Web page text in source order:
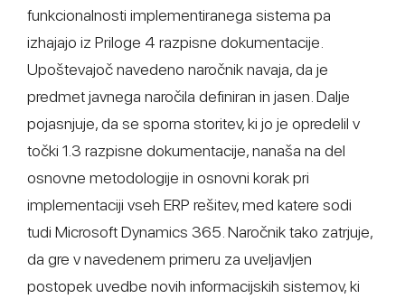
funkcionalnosti implementiranega sistema pa
izhajajo iz Priloge 4 razpisne dokumentacije.
Upoštevajoč navedeno naročnik navaja, da je
predmet javnega naročila definiran in jasen. Dalje
pojasnjuje, da se sporna storitev, ki jo je opredelil v
točki 1.3 razpisne dokumentacije, nanaša na del
osnovne metodologije in osnovni korak pri
implementaciji vseh ERP rešitev, med katere sodi
tudi Microsoft Dynamics 365. Naročnik tako zatrjuje,
da gre v navedenem primeru za uveljavljen
postopek uvedbe novih informacijskih sistemov, ki